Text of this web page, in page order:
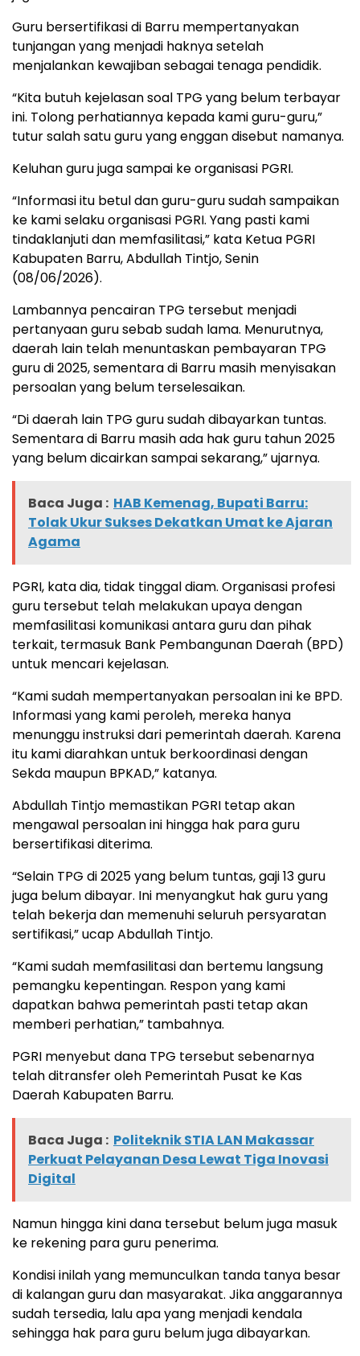
Guru bersertifikasi di Barru mempertanyakan
tunjangan yang menjadi haknya setelah
menjalankan kewajiban sebagai tenaga pendidik.
“Kita butuh kejelasan soal TPG yang belum terbayar
ini. Tolong perhatiannya kepada kami guru-guru,”
tutur salah satu guru yang enggan disebut namanya.
Keluhan guru juga sampai ke organisasi PGRI.
“Informasi itu betul dan guru-guru sudah sampaikan
ke kami selaku organisasi PGRI. Yang pasti kami
tindaklanjuti dan memfasilitasi,” kata Ketua PGRI
Kabupaten Barru, Abdullah Tintjo, Senin
(08/06/2026).
Lambannya pencairan TPG tersebut menjadi
pertanyaan guru sebab sudah lama. Menurutnya,
daerah lain telah menuntaskan pembayaran TPG
guru di 2025, sementara di Barru masih menyisakan
persoalan yang belum terselesaikan.
“Di daerah lain TPG guru sudah dibayarkan tuntas.
Sementara di Barru masih ada hak guru tahun 2025
yang belum dicairkan sampai sekarang,” ujarnya.
Baca Juga : HAB Kemenag, Bupati Barru:
Tolak Ukur Sukses Dekatkan Umat ke Ajaran
Agama
PGRI, kata dia, tidak tinggal diam. Organisasi profesi
guru tersebut telah melakukan upaya dengan
memfasilitasi komunikasi antara guru dan pihak
terkait, termasuk Bank Pembangunan Daerah (BPD)
untuk mencari kejelasan.
“Kami sudah mempertanyakan persoalan ini ke BPD.
Informasi yang kami peroleh, mereka hanya
menunggu instruksi dari pemerintah daerah. Karena
itu kami diarahkan untuk berkoordinasi dengan
Sekda maupun BPKAD,” katanya.
Abdullah Tintjo memastikan PGRI tetap akan
mengawal persoalan ini hingga hak para guru
bersertifikasi diterima.
“Selain TPG di 2025 yang belum tuntas, gaji 13 guru
juga belum dibayar. Ini menyangkut hak guru yang
telah bekerja dan memenuhi seluruh persyaratan
sertifikasi,” ucap Abdullah Tintjo.
“Kami sudah memfasilitasi dan bertemu langsung
pemangku kepentingan. Respon yang kami
dapatkan bahwa pemerintah pasti tetap akan
memberi perhatian,” tambahnya.
PGRI menyebut dana TPG tersebut sebenarnya
telah ditransfer oleh Pemerintah Pusat ke Kas
Daerah Kabupaten Barru.
Baca Juga : Politeknik STIA LAN Makassar
Perkuat Pelayanan Desa Lewat Tiga Inovasi
Digital
Namun hingga kini dana tersebut belum juga masuk
ke rekening para guru penerima.
Kondisi inilah yang memunculkan tanda tanya besar
di kalangan guru dan masyarakat. Jika anggarannya
sudah tersedia, lalu apa yang menjadi kendala
sehingga hak para guru belum juga dibayarkan.